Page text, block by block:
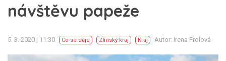
návštěvu papeže
5. 3. 2020 | 11:30 Co se děje Zlínský kraj Kraj Autor: Irena Frolová